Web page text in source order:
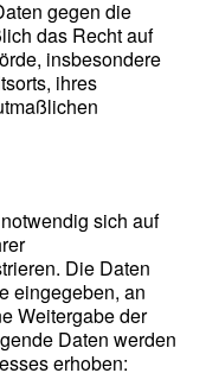
gegen die
das Recht auf
insbesondere
ihres
sich auf
Die Daten
eingegeben, an
Weitergabe der
Daten werden
erhoben: